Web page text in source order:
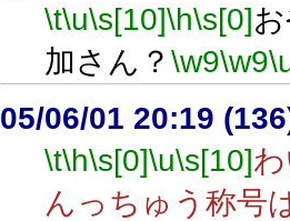
\t\u\s[10]\h\s[0]
加さん？ \w9\w9
05/06/01 20:19
\t\h\s[0]\u\s[10]
んっちゅう称号